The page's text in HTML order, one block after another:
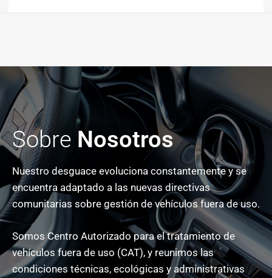
Sobre Nosotros
Nuestro desguace evoluciona constantemente y se
encuentra adaptado a las nuevas directivas
comunitarias sobre gestión de vehículos fuera de uso.
Somos Centro Autorizado para el tratamiento de
vehículos fuera de uso (CAT), y reunimos las
condiciones técnicas, ecológicas y administrativas